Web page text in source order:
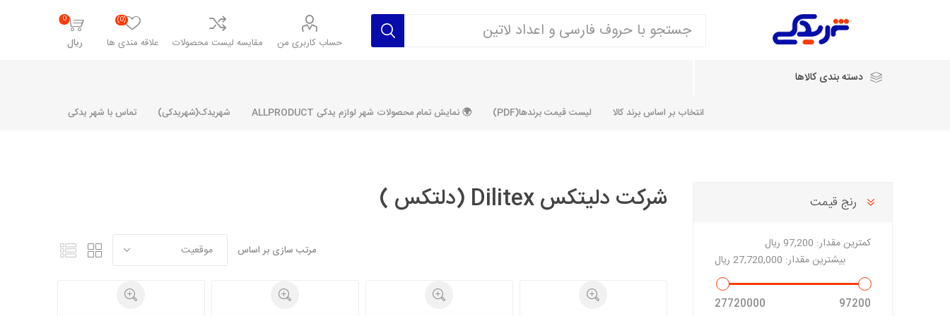
حساب کاربری من مقایسه لیست محصولات علاقه مندی ها
(0)
0
ریال
دسته بندی کالاها
مشترک تیپ های پراید
خانواده رنو و ال 90
مشترک رنو و ال 90
انتخاب بر اساس برند کالا
سایپایدک
مارپیچ
ساخت
لیست قیمت برندها(PDF) 🌍 نمایش تمام محصولات شهر لوازم یدکی ALLPRODUCT شهریدک(شهریدکی) تماس با شهر یدکی
شرکت دلیتکس Dilitex (دلتکس )
مرتب سازی بر اساس
رنج قیمت
کمترین مقدار: 97,200 ریال
بیشترین مقدار: 27,720,000 ریال
97200
27720000